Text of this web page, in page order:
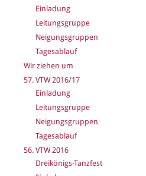
Einladung
Leitungsgruppe
Neigungsgruppen
Tagesablauf
Wir ziehen um
57. VTW 2016/17
Einladung
Leitungsgruppe
Neigungsgruppen
Tagesablauf
56. VTW 2016
Dreikönigs-Tanzfest